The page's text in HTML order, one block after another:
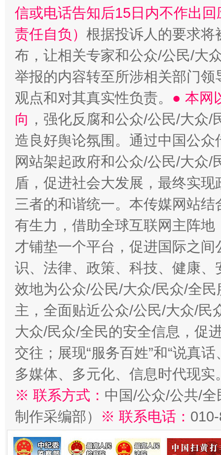
信或电话告知后15日内不作出
责任自负） 根据投诉人的要求将
布，让相关专家和公众/公民/大
举报的内容转至所涉相关部门
观点和对其真实性负责。 ● 本网
向 ，强化反腐和公众/公民/大众
造良好舆论氛围。通过中国公
网站架起政府和公众/公民/大众
盾，促进社会大发展，最终实
三者的和谐统一。本传媒网站
有生力，借助全球互联网主阵
才铺垫一个平台，促进国际之
识、法律、政策、科技、健康
效地为公众/公民/大众/民众/全
主，全面贴近公众/公民/大众/民
大众/民众/全民的安全信息，促
交往；展现“服务百姓”和“说真
多媒体、多元化、信息时代现实
※ 联系方式： 中国/公众/公共/
制作采编部）
※ 联系电话：